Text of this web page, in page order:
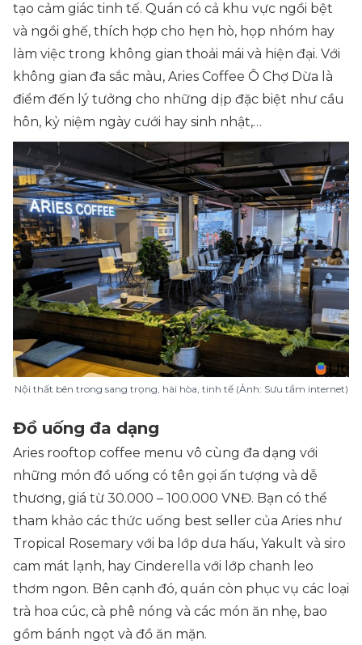
tạo cảm giác tinh tế. Quán có cả khu vực ngồi bệt
và ngồi ghế, thích hợp cho hẹn hò, họp nhóm hay
làm việc trong không gian thoải mái và hiện đại. Với
không gian đa sắc màu, Aries Coffee Ô Chợ Dừa là
điểm đến lý tưởng cho những dịp đặc biệt như cầu
hôn, kỷ niệm ngày cưới hay sinh nhật,…
Nội thất bên trong sang trọng, hài hòa, tinh tế (Ảnh: Sưu tầm internet)
Đồ uống đa dạng
Aries rooftop coffee menu vô cùng đa dạng với
những món đồ uống có tên gọi ấn tượng và dễ
thương, giá từ 30.000 – 100.000 VNĐ. Bạn có thể
tham khảo các thức uống best seller của Aries như
Tropical Rosemary với ba lớp dưa hấu, Yakult và siro
cam mát lạnh, hay Cinderella với lớp chanh leo
thơm ngon. Bên cạnh đó, quán còn phục vụ các loại
trà hoa cúc, cà phê nóng và các món ăn nhẹ, bao
gồm bánh ngọt và đồ ăn mặn.